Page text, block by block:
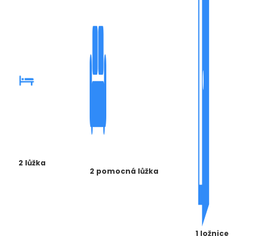
2 lůžka
2 pomocná lůžka
1 ložnice